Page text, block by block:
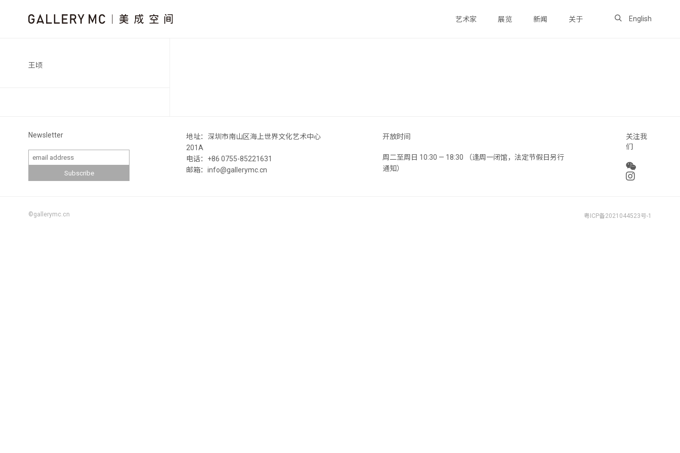
艺术家 展览 新闻 关于 English
王顷
Newsletter
地址：深圳市南山区海上世界文化艺术中心
201A
电话：+86 0755-85221631
邮箱：info@gallerymc.cn
开放时间
周二至周日 10:30 — 18:30 （逢周一闭馆，法定节假日另行
通知）
关注我
们
©gallerymc.cn 粤ICP备2021044523号-1